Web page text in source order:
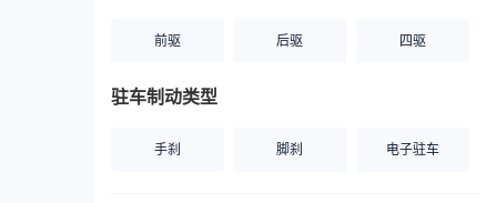
前驱 后驱 四驱
驻车制动类型
手刹 脚刹 电子驻车